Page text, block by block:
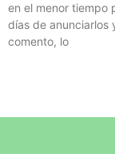
en el menor tiempo
días de anunciarlos
comento, lo